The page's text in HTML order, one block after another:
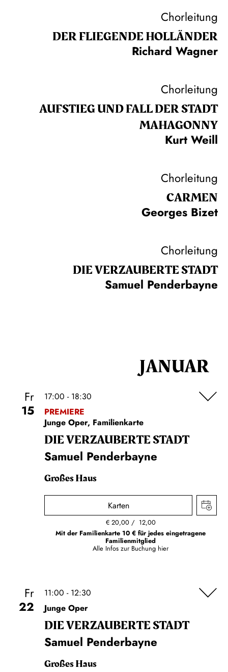
Chorleitung
DER FLIE­GEN­DE HOL­LÄN­DER
Richard Wagner
Chorleitung
AUFSTIEG UND FALL DER STADT
MAHAGONNY
Kurt Weill
Chorleitung
CARMEN
Georges Bizet
Chorleitung
DIE VERZAUBERTE STADT
Samuel Penderbayne
JANUAR
Fr
15
17:00 - 18:30
PREMIERE
Junge Oper, Familienkarte
DIE VERZAUBERTE STADT
Samuel Penderbayne
Großes Haus
Karten
€ 20,00
12,00
Mit der Familienkarte 10 € für jedes eingetragene
Familienmitglied
Alle Infos zur Buchung hier
Fr
22
11:00 - 12:30
Junge Oper
DIE VERZAUBERTE STADT
Samuel Penderbayne
Großes Haus